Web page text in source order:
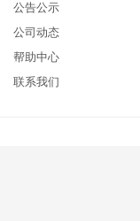
公告公示
公司动态
帮助中心
联系我们